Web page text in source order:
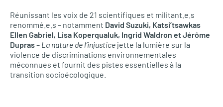
Réunissant les voix de 21 scientifiques et militant.e.s
renommé.e.s – notamment David Suzuki, Katsi’tsawkas
Ellen Gabriel, Lisa Koperqualuk, Ingrid Waldron et Jérôme
Dupras– La nature de l’injustice jette la lumière sur la
violence de discriminations environnementales
méconnues et fournit des pistes essentielles à la
transition socioécologique.